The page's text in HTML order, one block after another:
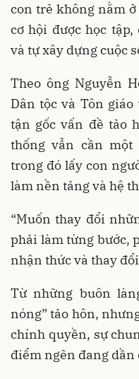
con trẻ không nằm
cơ hội được học
và tự xây dựng cuộc
Theo ông Nguyễn
Dân tộc và Tôn
tận gốc vấn đề tảo
thống vẫn cần
trong đó lấy con
làm nền tảng và hệ
“Muốn thay đổi
phải làm từng bước,
nhận thức và thay
Từ những buôn
nóng” tảo hôn,
chính quyền, sự
điểm ngẽn đang dần